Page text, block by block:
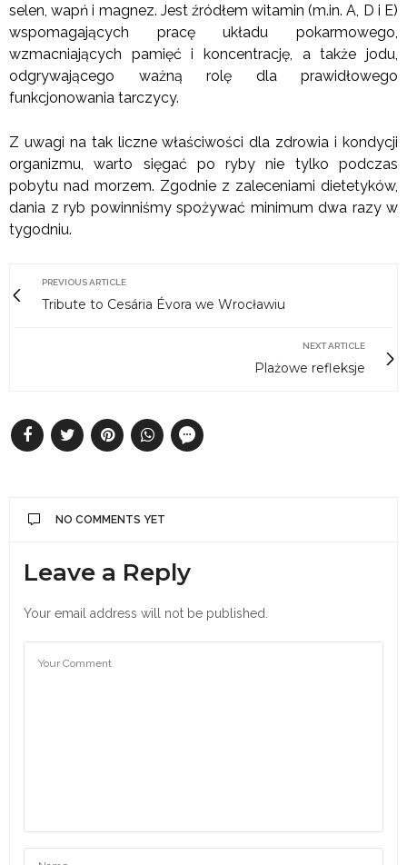
selen, wapń i magnez. Jest źródłem witamin (m.in. A, D i E)
wspomagających pracę układu pokarmowego,
wzmacniających pamięć i koncentrację, a także jodu,
odgrywającego ważną rolę dla prawidłowego
funkcjonowania tarczycy.
Z uwagi na tak liczne właściwości dla zdrowia i kondycji
organizmu, warto sięgać po ryby nie tylko podczas
pobytu nad morzem. Zgodnie z zaleceniami dietetyków,
dania z ryb powinniśmy spożywać minimum dwa razy w
tygodniu.
PREVIOUS ARTICLE
Tribute to Cesária Évora we Wrocławiu
NEXT ARTICLE
Plażowe refleksje
NO COMMENTS YET
Leave a Reply
Your email address will not be published.